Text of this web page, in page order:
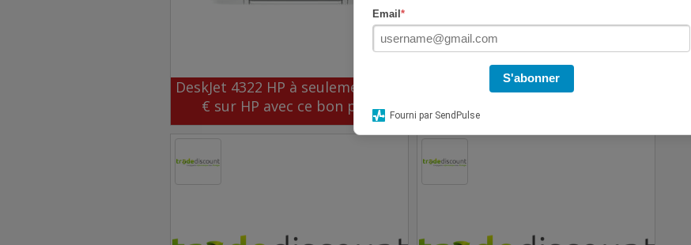
DeskJet 4322 HP à seulement 54.9
€ sur HP avec ce bon plan
50€ de réduction dès 399€ chez CDiscount
Email *
S'abonner
Fourni par SendPulse